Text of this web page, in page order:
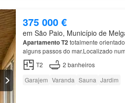
375 000 €
em São Paio, Município de
ApartamentoT2totalmente
alguns passos do mar.Localizado
T2
2 banheiros
Garajem Varanda Sauna Jardim